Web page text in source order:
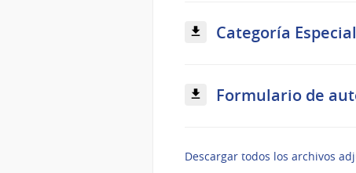
Categoría
Formulario de
Descargar todos los archivos